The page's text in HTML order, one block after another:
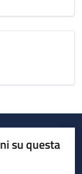
su questa